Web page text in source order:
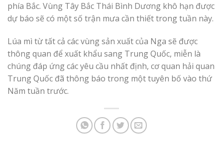
phía Bắc. Vùng Tây Bắc Thái Bình Dương khô hạn được
dự báo sẽ có một số trận mưa cần thiết trong tuần này.
Lúa mì từ tất cả các vùng sản xuất của Nga sẽ được
thông quan để xuất khẩu sang Trung Quốc, miễn là
chúng đáp ứng các yêu cầu nhất định, cơ quan hải quan
Trung Quốc đã thông báo trong một tuyên bố vào thứ
Năm tuần trước.